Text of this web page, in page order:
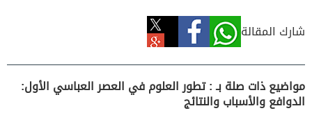
شارك المقالة
مواضيع ذات صلة بـ : تطور العلوم في العصر العباسي الأول:
الدوافع والأسباب والنتائج